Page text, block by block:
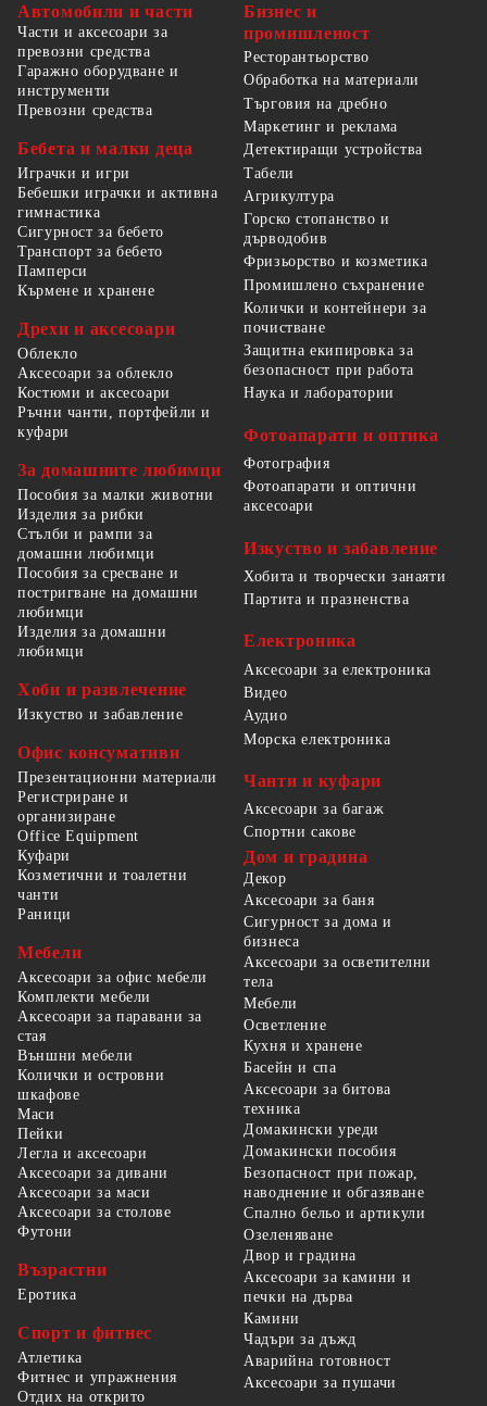
Автомобили и части
Части и аксесоари за
превозни средства
Гаражно оборудване и
инструменти
Превозни средства
Бебета и малки деца
Играчки и игри
Бебешки играчки и активна
гимнастика
Сигурност за бебето
Транспорт за бебето
Памперси
Кърмене и хранене
Дрехи и аксесоари
Облекло
Аксесоари за облекло
Костюми и аксесоари
Ръчни чанти, портфейли и
куфари
За домашните любимци
Пособия за малки животни
Изделия за рибки
Стълби и рампи за
домашни любимци
Пособия за сресване и
постригване на домашни
любимци
Изделия за домашни
любимци
Хоби и развлечение
Изкуство и забавление
Офис консумативи
Презентационни материали
Регистриране и
организиране
Office Equipment
Бизнес и
промишленост
Ресторантьорство
Обработка на материали
Търговия на дребно
Маркетинг и реклама
Детектиращи устройства
Табели
Агрикултура
Горско стопанство и
дърводобив
Фризьорство и козметика
Промишлено съхранение
Колички и контейнери за
почистване
Защитна екипировка за
безопасност при работа
Наука и лаборатории
Фотоапарати и оптика
Фотография
Фотоапарати и оптични
аксесоари
Изкуство и забавление
Хобита и творчески занаяти
Партита и празненства
Електроника
Аксесоари за електроника
Видео
Аудио
Морска електроника
Чанти и куфари
Аксесоари за багаж
Спортни сакове
Куфари
Козметични и тоалетни
чанти
Раници
Мебели
Аксесоари за офис мебели
Комплекти мебели
Аксесоари за паравани за
стая
Външни мебели
Колички и островни
шкафове
Маси
Пейки
Легла и аксесоари
Аксесоари за дивани
Аксесоари за маси
Аксесоари за столове
Футони
Възрастни
Еротика
Спорт и фитнес
Атлетика
Фитнес и упражнения
Отдих на открито
Дом и градина
Декор
Аксесоари за баня
Сигурност за дома и
бизнеса
Аксесоари за осветителни
тела
Мебели
Осветление
Кухня и хранене
Басейн и спа
Аксесоари за битова
техника
Домакински уреди
Домакински пособия
Безопасност при пожар,
наводнение и обгазяване
Спално бельо и артикули
Озеленяване
Двор и градина
Аксесоари за камини и
печки на дърва
Камини
Чадъри за дъжд
Аварийна готовност
Аксесоари за пушачи